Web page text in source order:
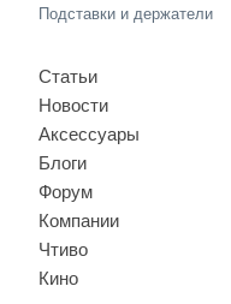
Подставки и держатели
Статьи
Новости
Аксессуары
Блоги
Форум
Компании
Чтиво
Кино